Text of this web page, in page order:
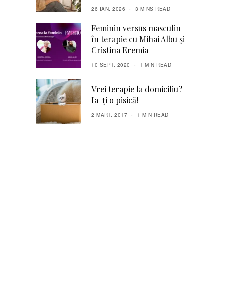
26 IAN. 2026 3 MINS READ
Feminin versus masculin
în terapie cu Mihai Albu şi
Cristina Eremia
10 SEPT. 2020 1 MIN READ
Vrei terapie la domiciliu?
Ia-ți o pisică!
2 MART. 2017 1 MIN READ